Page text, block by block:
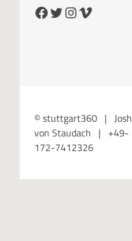
Facebook Twitter InstagramVimeo
© stuttgart360 | Josh
von Staudach | +49-
172-7412326